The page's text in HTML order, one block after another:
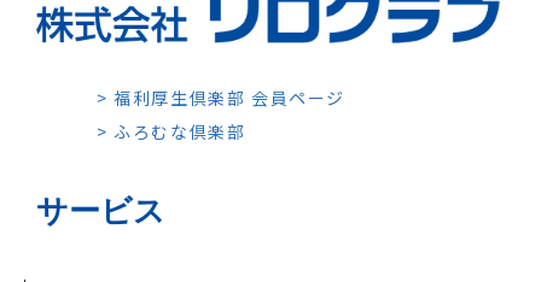
> 福利厚生倶楽部 会員ページ
> ふろむな倶楽部
サービス